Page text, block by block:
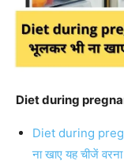
Diet during
Diet during
ना खाए यह चीजें